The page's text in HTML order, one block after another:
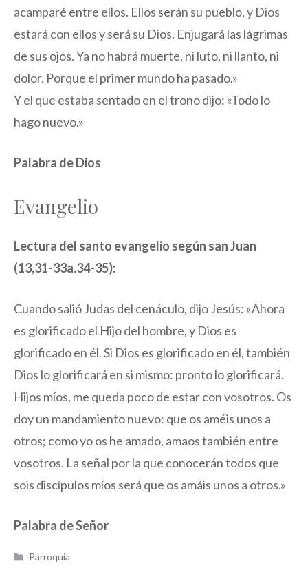
acamparé entre ellos. Ellos serán su pueblo, y Dios
estará con ellos y será su Dios. Enjugará las lágrimas
de sus ojos. Ya no habrá muerte, ni luto, ni llanto, ni
dolor. Porque el primer mundo ha pasado.»
Y el que estaba sentado en el trono dijo: «Todo lo
hago nuevo.»
Palabra de Dios
Evangelio
Lectura del santo evangelio según san Juan
(13,31-33a.34-35):
Cuando salió Judas del cenáculo, dijo Jesús: «Ahora
es glorificado el Hijo del hombre, y Dios es
glorificado en él. Si Dios es glorificado en él, también
Dios lo glorificará en si mismo: pronto lo glorificará.
Hijos míos, me queda poco de estar con vosotros. Os
doy un mandamiento nuevo: que os améis unos a
otros; como yo os he amado, amaos también entre
vosotros. La señal por la que conocerán todos que
sois discípulos míos será que os amáis unos a otros.»
Palabra de Señor
Categorías
Parroquia